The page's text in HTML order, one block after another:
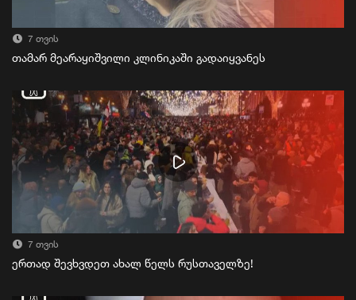
7 თვის
თამარ მეარაყიშვილი კლინიკაში გადაიყვანეს
7 თვის
ერთად შევხვდეთ ახალ წელს რუსთაველზე!